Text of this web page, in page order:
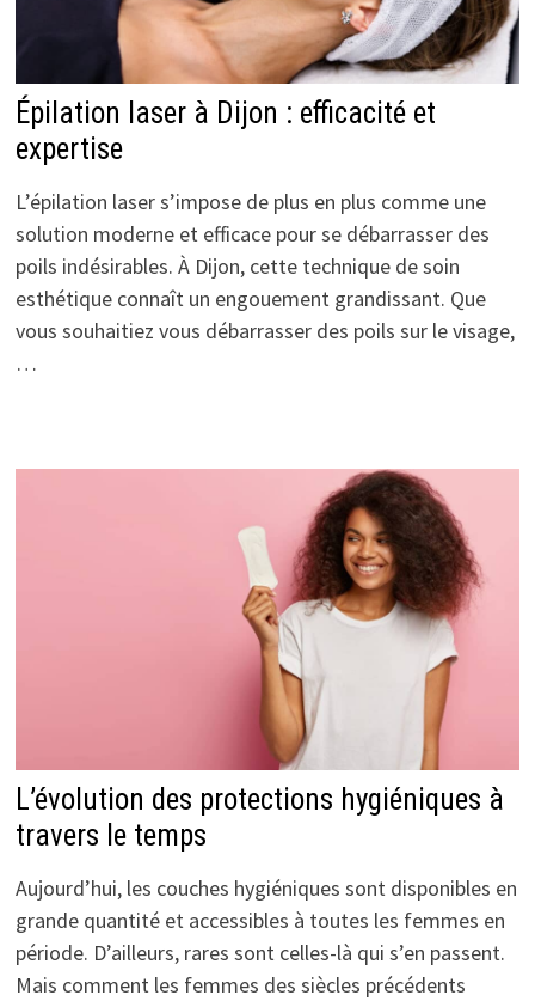
Épilation laser à Dijon : efficacité et
expertise
L’épilation laser s’impose de plus en plus comme une
solution moderne et efficace pour se débarrasser des
poils indésirables. À Dijon, cette technique de soin
esthétique connaît un engouement grandissant. Que
vous souhaitiez vous débarrasser des poils sur le visage,
…
L’évolution des protections hygiéniques à
travers le temps
Aujourd’hui, les couches hygiéniques sont disponibles en
grande quantité et accessibles à toutes les femmes en
période. D’ailleurs, rares sont celles-là qui s’en passent.
Mais comment les femmes des siècles précédents